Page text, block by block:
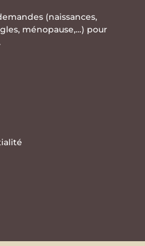
(naissances,
ménopause,…) pour